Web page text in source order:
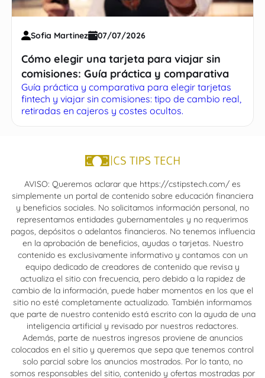
Sofia Martinez 07/07/2026
Cómo elegir una tarjeta para viajar sin
comisiones: Guía práctica y comparativa
Guía práctica y comparativa para elegir tarjetas
fintech y viajar sin comisiones: tipo de cambio real,
retiradas en cajeros y costes ocultos.
AVISO: Queremos aclarar que https://cstipstech.com/ es
simplemente un portal de contenido sobre educación financiera
y beneficios sociales. No solicitamos información personal, no
representamos entidades gubernamentales y no requerimos
pagos, depósitos o adelantos financieros. No tenemos influencia
en la aprobación de beneficios, ayudas o tarjetas. Nuestro
contenido es exclusivamente informativo y contamos con un
equipo dedicado de creadores de contenido que revisa y
actualiza el sitio con frecuencia, pero debido a la rapidez de
cambio de la información, puede haber momentos en los que el
sitio no esté completamente actualizado. También informamos
que parte de nuestro contenido está escrito con la ayuda de una
inteligencia artificial y revisado por nuestros redactores.
Además, parte de nuestros ingresos proviene de anuncios
colocados en el sitio y queremos que sepa que tenemos control
solo parcial sobre los anuncios mostrados. Por lo tanto, no
somos responsables del sitio, contenido y ofertas mostradas por